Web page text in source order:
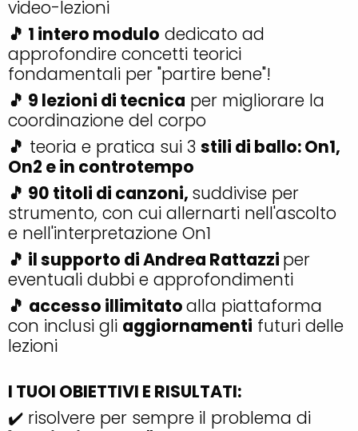
video-lezioni
🎵 1 intero modulo dedicato ad
approfondire concetti teorici
fondamentali per "partire bene"!
🎵 9 lezioni di tecnica per migliorare la
coordinazione del corpo
🎵 teoria e pratica sui 3 stili di ballo: On1,
On2 e in controtempo
🎵 90 titoli di canzoni, suddivise per
strumento, con cui allernarti nell'ascolto
e nell'interpretazione On1
🎵 il supporto di Andrea Rattazzi per
eventuali dubbi e approfondimenti
🎵 accesso illimitatoalla piattaforma
con inclusi gli aggiornamenti futuri delle
lezioni
I TUOI OBIETTIVI E RISULTATI:
✔️ risolvere per sempre il problema di